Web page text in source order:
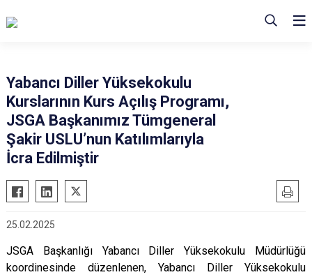
Yabancı Diller Yüksekokulu
Kurslarının Kurs Açılış Programı,
JSGA Başkanımız Tümgeneral
Şakir USLU’nun Katılımlarıyla
İcra Edilmiştir
25.02.2025
JSGA Başkanlığı Yabancı Diller Yüksekokulu Müdürlüğü
koordinesinde düzenlenen, Yabancı Diller Yüksekokulu